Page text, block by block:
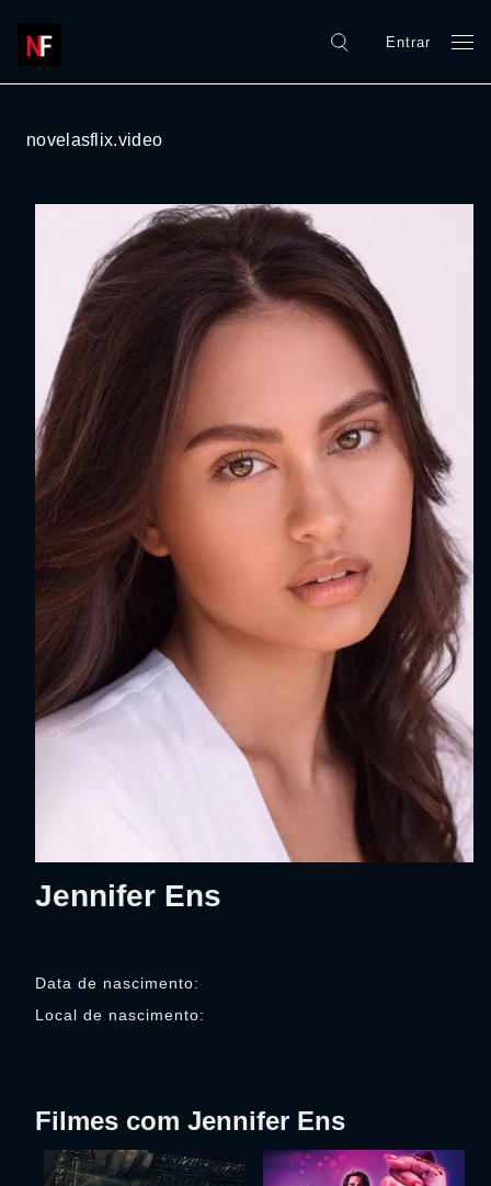
Entrar
novelasflix.video
Jennifer Ens
Data de nascimento:
Local de nascimento:
Filmes com Jennifer Ens